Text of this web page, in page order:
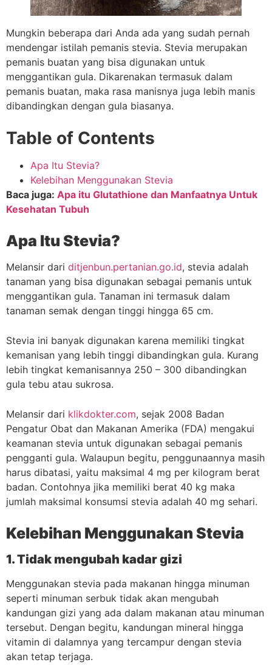
Mungkin beberapa dari Anda ada yang sudah pernah
mendengar istilah pemanis stevia. Stevia merupakan
pemanis buatan yang bisa digunakan untuk
menggantikan gula. Dikarenakan termasuk dalam
pemanis buatan, maka rasa manisnya juga lebih manis
dibandingkan dengan gula biasanya.
Table of Contents
Apa Itu Stevia?
Kelebihan Menggunakan Stevia
Baca juga: Apa itu Glutathione dan Manfaatnya Untuk
Kesehatan Tubuh
Apa Itu Stevia?
Melansir dari ditjenbun.pertanian.go.id, stevia adalah
tanaman yang bisa digunakan sebagai pemanis untuk
menggantikan gula. Tanaman ini termasuk dalam
tanaman semak dengan tinggi hingga 65 cm.
Stevia ini banyak digunakan karena memiliki tingkat
kemanisan yang lebih tinggi dibandingkan gula. Kurang
lebih tingkat kemanisannya 250 – 300 dibandingkan
gula tebu atau sukrosa.
Melansir dari klikdokter.com, sejak 2008 Badan
Pengatur Obat dan Makanan Amerika (FDA) mengakui
keamanan stevia untuk digunakan sebagai pemanis
pengganti gula. Walaupun begitu, penggunaannya masih
harus dibatasi, yaitu maksimal 4 mg per kilogram berat
badan. Contohnya jika memiliki berat 40 kg maka
jumlah maksimal konsumsi stevia adalah 40 mg sehari.
Kelebihan Menggunakan Stevia
1. Tidak mengubah kadar gizi
Menggunakan stevia pada makanan hingga minuman
seperti minuman serbuk tidak akan mengubah
kandungan gizi yang ada dalam makanan atau minuman
tersebut. Dengan begitu, kandungan mineral hingga
vitamin di dalamnya yang tercampur dengan stevia
akan tetap terjaga.